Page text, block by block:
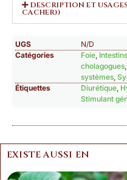
DESCRIPTION ET
CACHER))
UGS
N/D
Catégories
Foie, Intestins
cholagogues,
systèmes,
Étiquettes
Diurétique,
Stimulant
EXISTE AUSSI EN